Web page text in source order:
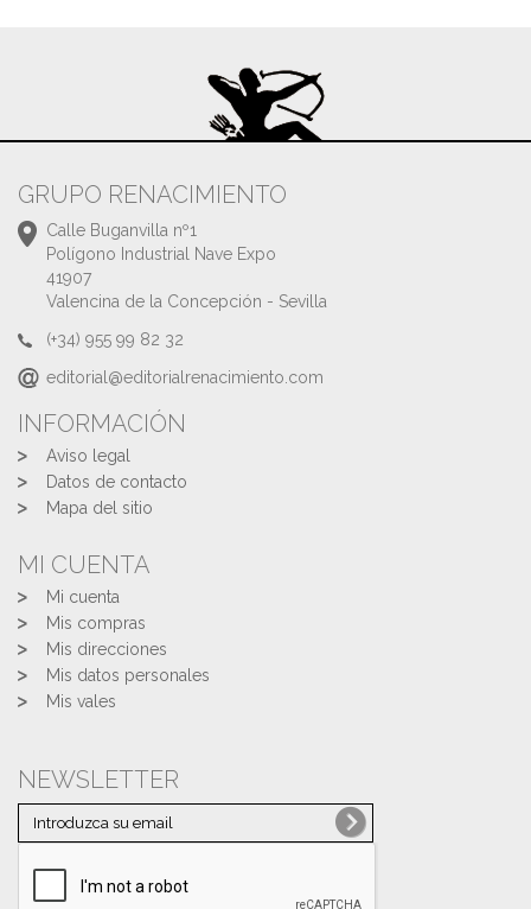
GRUPO RENACIMIENTO
Calle Buganvilla nº1
Polígono Industrial Nave Expo
41907
Valencina de la Concepción - Sevilla
(+34) 955 99 82 32
editorial@editorialrenacimiento.com
INFORMACIÓN
Aviso legal
Datos de contacto
Mapa del sitio
MI CUENTA
Mi cuenta
Mis compras
Mis direcciones
Mis datos personales
Mis vales
NEWSLETTER